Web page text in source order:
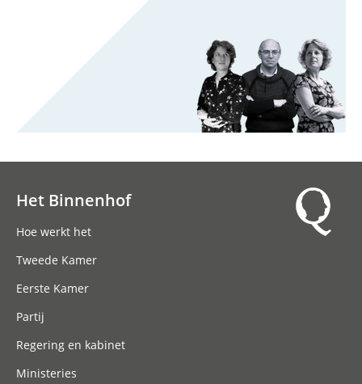
Het Binnenhof
Hoe werkt het
Tweede Kamer
Eerste Kamer
Partij
Regering en kabinet
Ministeries